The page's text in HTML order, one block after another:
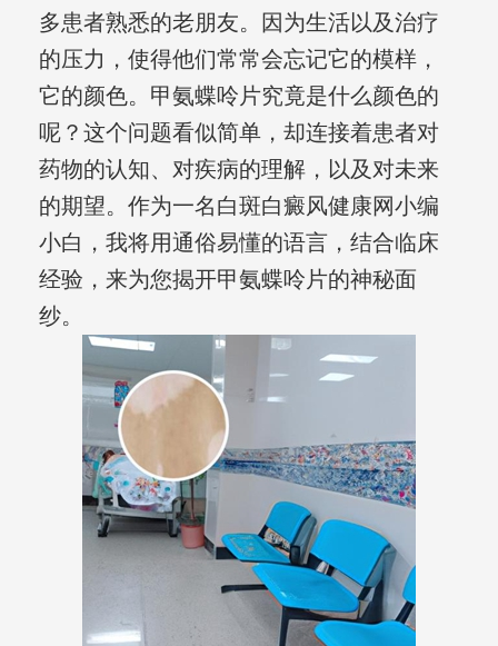
多患者熟悉的老朋友。因为生活以及治疗
的压力，使得他们常常会忘记它的模样，
它的颜色。甲氨蝶呤片究竟是什么颜色的
呢？这个问题看似简单，却连接着患者对
药物的认知、对疾病的理解，以及对未来
的期望。作为一名白斑白癜风健康网小编
小白，我将用通俗易懂的语言，结合临床
经验，来为您揭开甲氨蝶呤片的神秘面
纱。